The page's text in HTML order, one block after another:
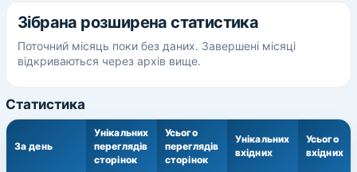
Зібрана розширена статистика
Поточний місяць поки без даних. Завершені місяці
відкриваються через архів вище.
Статистика
За день
Унікальних
переглядів
сторінок
Усього
переглядів
сторінок
Унікальних
вхідних
Усього
вхідних